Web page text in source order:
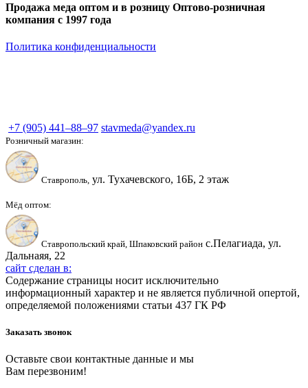
Продажа меда оптом и в розницу Оптово-розничная
компания с 1997 года
Политика конфиденциальности
+7 (905) 441–88–97 stavmeda@yandex.ru
Розничный магазин:
Ставрополь, ул. Тухачевского, 16Б, 2 этаж
Мёд оптом:
Ставропольский край, Шпаковский район с.Пелагиада, ул.
Дальнаяя, 22
сайт сделан в:
Содержание страницы носит исключительно
информационный характер и не является публичной опертой,
определяемой положениями статьи 437 ГК РФ
Заказать звонок
Оставьте свои контактные данные и мы
Вам перезвоним!